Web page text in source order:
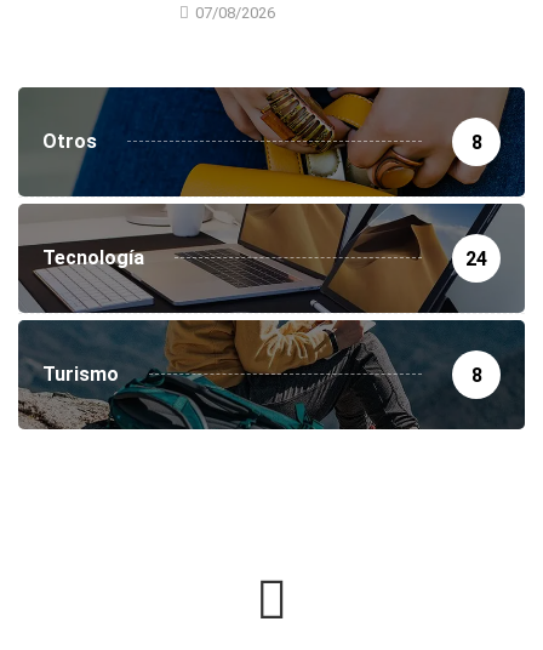
07/08/2026
Otros 8
Tecnología 24
Turismo 8